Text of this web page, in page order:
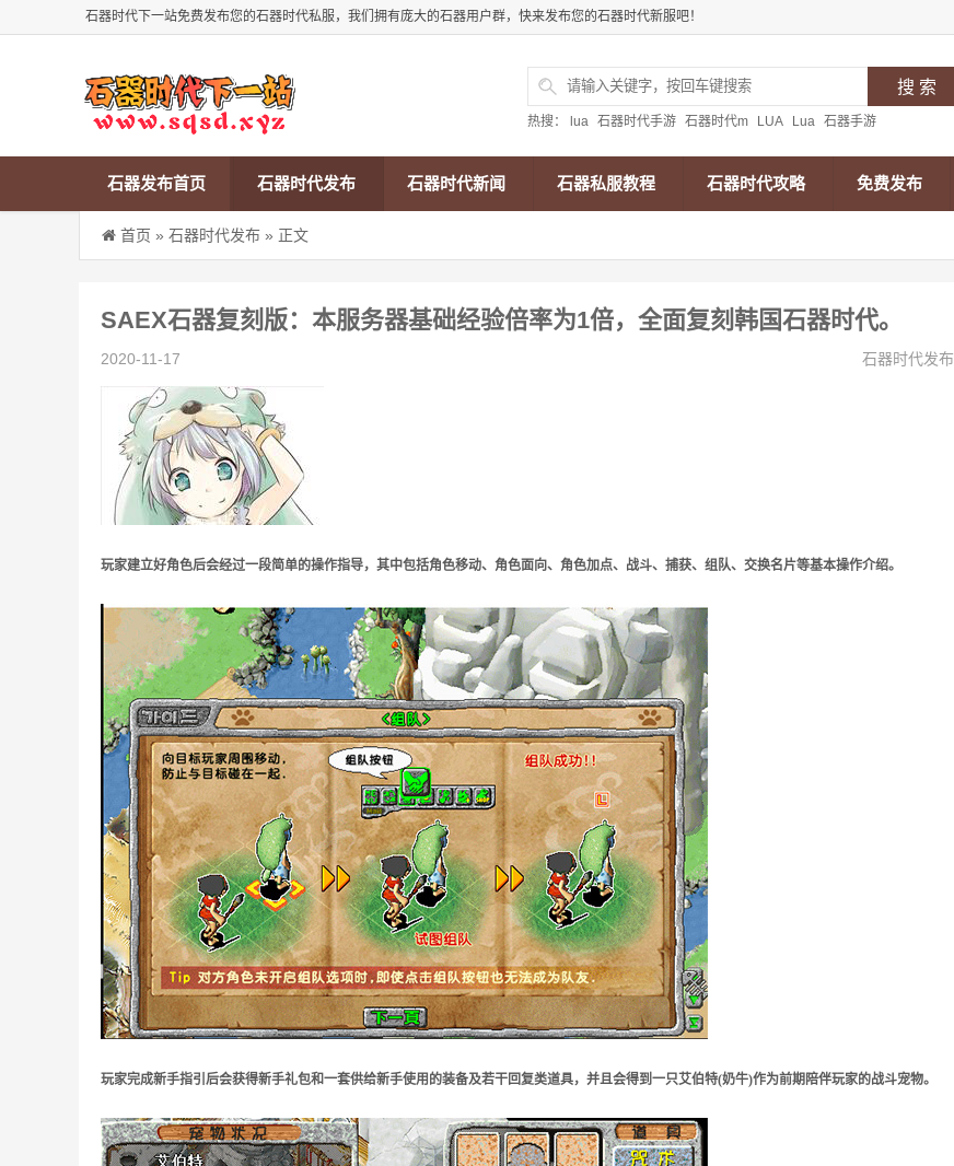
石器时代下一站免费发布您的石器时代私服，我们拥有庞大的石器用户群，快来发布您的石器时代新服吧！
热搜： lua 石器时代手游 石器时代m LUA Lua 石器手游
石器发布首页 石器时代发布 石器时代新闻 石器私服教程 石器时代攻略 免费发布
首页 » 石器时代发布 » 正文
SAEX石器复刻版：本服务器基础经验倍率为1倍，全面复刻韩国石器时代。
2020-11-17 石器时代发布
玩家建立好角色后会经过一段简单的操作指导，其中包括角色移动、角色面向、角色加点、战斗、捕获、组队、交换名片等基本操作介绍。
玩家完成新手指引后会获得新手礼包和一套供给新手使用的装备及若干回复类道具，并且会得到一只艾伯特(奶牛)作为前期陪伴玩家的战斗宠物。